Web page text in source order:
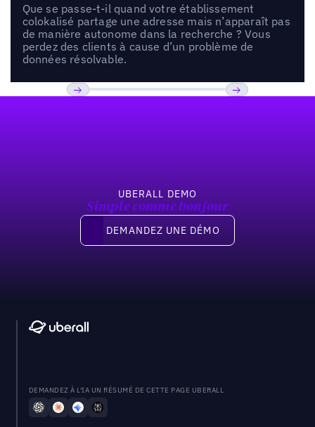
Que se passe-t-il quand votre établissement
colokalisé partage une adresse mais n’apparaît pas
de manière autonome dans la recherche ? Vous
perdez des clients à cause d’un problème de
données résolvable.
UBERALL DEMO
Simple comme bonjour
Demandez une démo
DEMANDEZ UNE DÉMO
DEMANDEZ À L'IA UN RÉSUMÉ DE CETTE PAGE UBERALL